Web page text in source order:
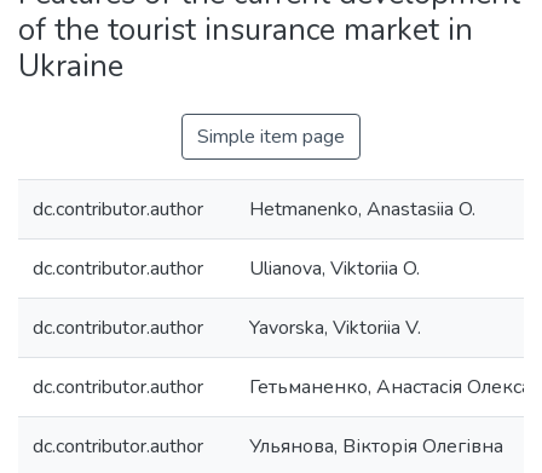
Statistics
of the tourist insurance market in
Ukraine
Simple item page
dc.contributor.author Hetmanenko, Anastasiia O.
dc.contributor.author Ulianova, Viktoriia O.
dc.contributor.author Yavorska, Viktoriia V.
dc.contributor.author Гетьманенко, Анастасія
dc.contributor.author Ульянова, Вікторія Олегівна